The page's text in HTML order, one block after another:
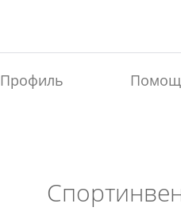
Профиль